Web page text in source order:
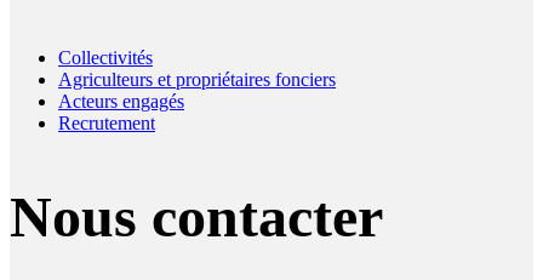
Collectivités
Agriculteurs et propriétaires fonciers
Acteurs engagés
Recrutement
Nous contacter